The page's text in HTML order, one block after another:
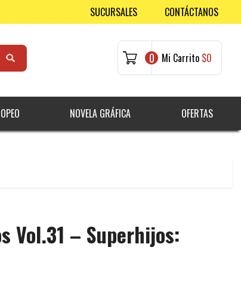
SUCURSALES CONTÁCTANOS
0 Mi Carrito $0
NOVELA GRÁFICA OFERTAS
Vol.31 – Superhijos: